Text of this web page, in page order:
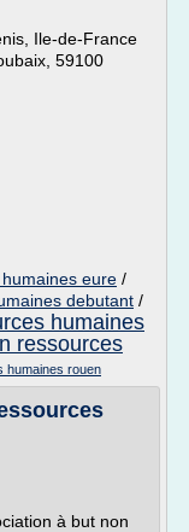
Ile-de-France
59100
eure /
debutant /
humaines
ressources
humaines rouen
à but non